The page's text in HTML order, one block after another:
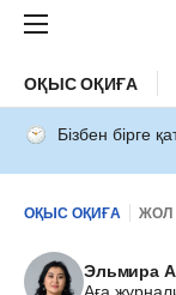
ОҚЫС ОҚИҒА
Бізбен бірге
ОҚЫС ОҚИҒА ЖОЛ
Эльмира